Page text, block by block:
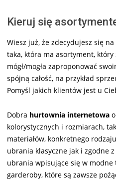
Kieruj się
Wiesz już, że zdecydujesz się
taka, która ma asortyment,
mógł/mogła zaproponować
spójną całość, na przykład
Pomyśl jakich klientów jest u
Dobra hurtownia internetowa
kolorystycznych i rozmiarach,
materiałów, konkretnego
ubrania klasyczne jak i zgodne
ubrania wpisujące się w modne
garderoby, które są zawsze